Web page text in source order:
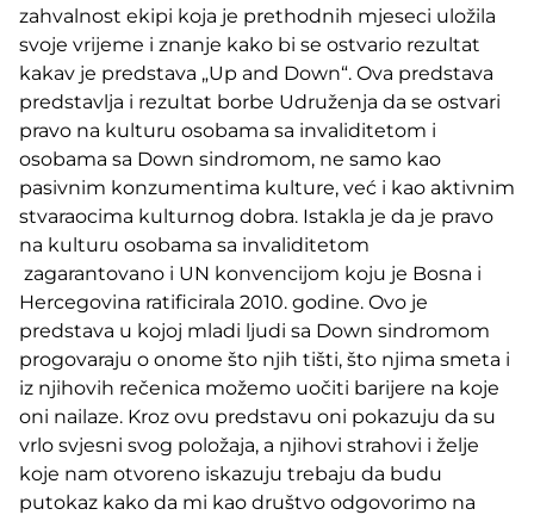
zahvalnost ekipi koja je prethodnih mjeseci uložila
svoje vrijeme i znanje kako bi se ostvario rezultat
kakav je predstava „Up and Down“. Ova predstava
predstavlja i rezultat borbe Udruženja da se ostvari
pravo na kulturu osobama sa invaliditetom i
osobama sa Down sindromom, ne samo kao
pasivnim konzumentima kulture, već i kao aktivnim
stvaraocima kulturnog dobra. Istakla je da je pravo
na kulturu osobama sa invaliditetom
zagarantovano i UN konvencijom koju je Bosna i
Hercegovina ratificirala 2010. godine. Ovo je
predstava u kojoj mladi ljudi sa Down sindromom
progovaraju o onome što njih tišti, što njima smeta i
iz njihovih rečenica možemo uočiti barijere na koje
oni nailaze. Kroz ovu predstavu oni pokazuju da su
vrlo svjesni svog položaja, a njihovi strahovi i želje
koje nam otvoreno iskazuju trebaju da budu
putokaz kako da mi kao društvo odgovorimo na